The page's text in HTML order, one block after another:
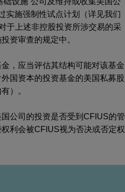
实施强制性试点计划（详见我们
于上述非控股投资所涉交易的采
资审查的规定中。
，应当评估其结构可能对该基金
国资本的投资基金的美国私募股
）。
公司的投资是否受到CFIUS的管
利会被CFIUS视为否决或否定权